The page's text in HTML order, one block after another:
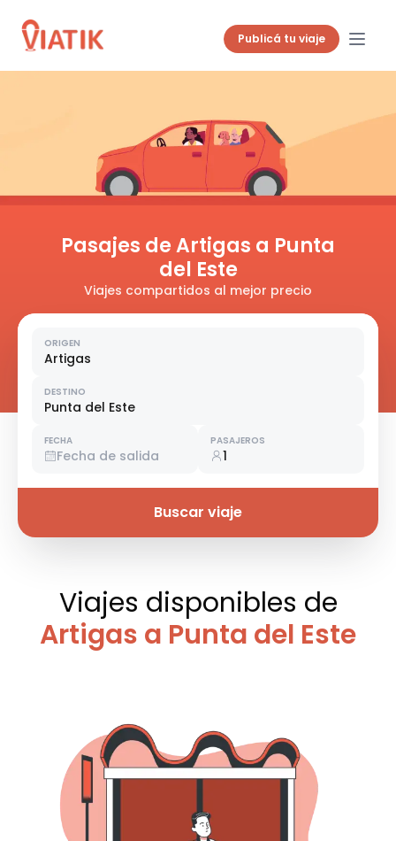
Publicá tu viaje
Pasajes de Artigas a Punta
del Este
Viajes compartidos al mejor precio
ORIGEN
Artigas
DESTINO
Punta del Este
FECHA
Fecha de salida
PASAJEROS
1
Buscar viaje
Viajes disponibles de
Artigas a Punta del Este